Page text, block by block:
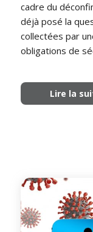
cadre du
déjà posé la
collectées par
obligations de
Lire la